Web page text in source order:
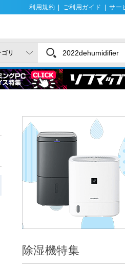
利用規約 ご利用ガイド サー
除湿機特集